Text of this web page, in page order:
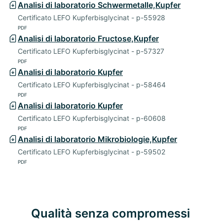
Analisi di laboratorio Schwermetalle,Kupfer
Certificato LEFO Kupferbisglycinat - p-55928
PDF
Analisi di laboratorio Fructose,Kupfer
Certificato LEFO Kupferbisglycinat - p-57327
PDF
Analisi di laboratorio Kupfer
Certificato LEFO Kupferbisglycinat - p-58464
PDF
Analisi di laboratorio Kupfer
Certificato LEFO Kupferbisglycinat - p-60608
PDF
Analisi di laboratorio Mikrobiologie,Kupfer
Certificato LEFO Kupferbisglycinat - p-59502
PDF
Qualità senza compromessi